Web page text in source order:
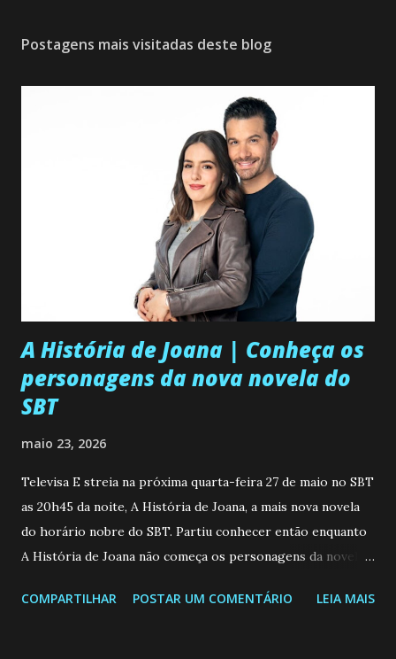
Postagens mais visitadas deste blog
A História de Joana | Conheça os
personagens da nova novela do
SBT
maio 23, 2026
Televisa E streia na próxima quarta-feira 27 de maio no SBT
as 20h45 da noite, A História de Joana, a mais nova novela
do horário nobre do SBT. Partiu conhecer então enquanto
A História de Joana não começa os personagens da novela?
de 25/05/26 a 31/05/26 JOANA GUADALUPE (Camila
COMPARTILHAR POSTAR UM COMENTÁRIO LEIA MAIS